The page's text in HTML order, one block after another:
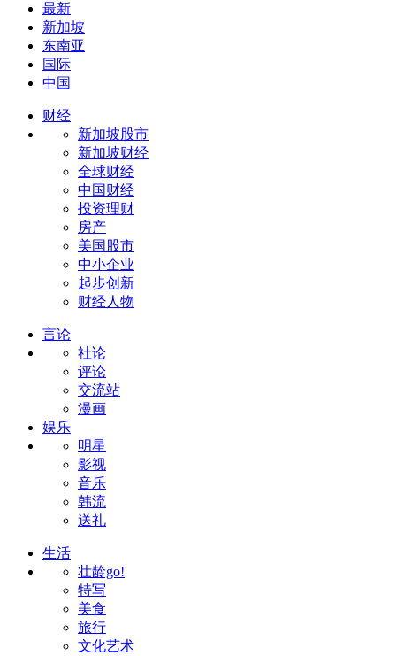
最新
新加坡
东南亚
国际
中国
财经
新加坡股市
新加坡财经
全球财经
中国财经
投资理财
房产
美国股市
中小企业
起步创新
财经人物
言论
社论
评论
交流站
漫画
娱乐
明星
影视
音乐
韩流
送礼
生活
壮龄go!
特写
美食
旅行
文化艺术